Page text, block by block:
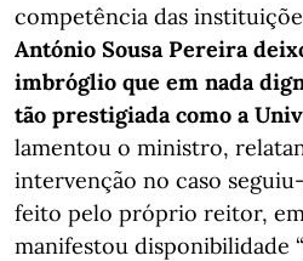
competência das
António Sousa Pereira
imbróglio que em nada
tão prestigiada como a
lamentou o ministro,
intervenção no caso
feito pelo próprio reitor,
manifestou disponibilidade